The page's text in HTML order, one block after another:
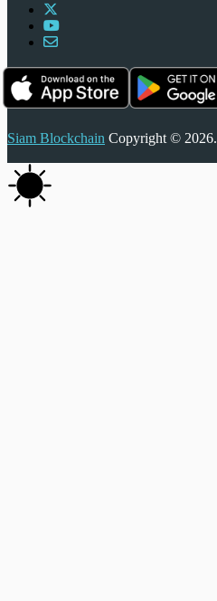
Siam Blockchain Copyright © 2026.